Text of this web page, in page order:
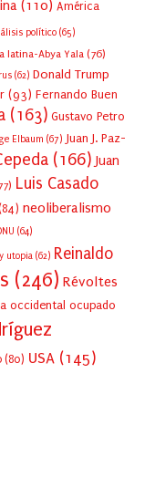
(110) América
político (65)
latina-Abya Yala (76)
(62) Donald Trump
(93) Fernando Buen
(163) Gustavo Petro
Elbaum (67) Juan J. Paz-
(166) Juan
Luis Casado
neoliberalismo
(64)
utopia (62) Reinaldo
(246) Révoltes
occidental ocupado
(80) USA (145)